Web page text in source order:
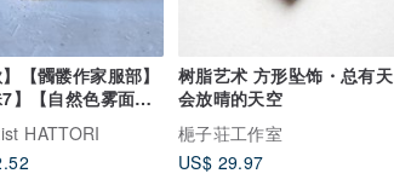
】【髑髅作家服部】
7】【自然色雾面处
付 netsuke 等
HATTORI
树脂艺术 方形坠饰・总有天
会放晴的天空
梔子荘工作室
US$ 29.97